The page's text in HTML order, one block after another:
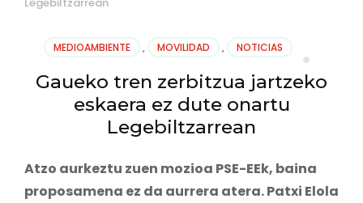
MEDIOAMBIENTE , MOVILIDAD , NOTICIAS
Gaueko tren zerbitzua jartzeko
eskaera ez dute onartu
Legebiltzarrean
Atzo aurkeztu zuen mozioa PSE-EEk, baina
proposamena ez da aurrera atera. Patxi Elola